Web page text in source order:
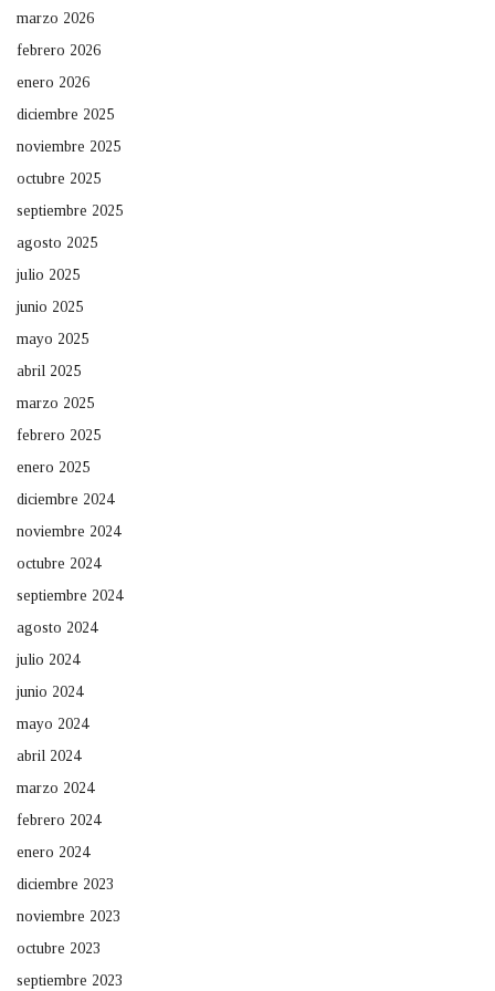
marzo 2026
febrero 2026
enero 2026
diciembre 2025
noviembre 2025
octubre 2025
septiembre 2025
agosto 2025
julio 2025
junio 2025
mayo 2025
abril 2025
marzo 2025
febrero 2025
enero 2025
diciembre 2024
noviembre 2024
octubre 2024
septiembre 2024
agosto 2024
julio 2024
junio 2024
mayo 2024
abril 2024
marzo 2024
febrero 2024
enero 2024
diciembre 2023
noviembre 2023
octubre 2023
septiembre 2023